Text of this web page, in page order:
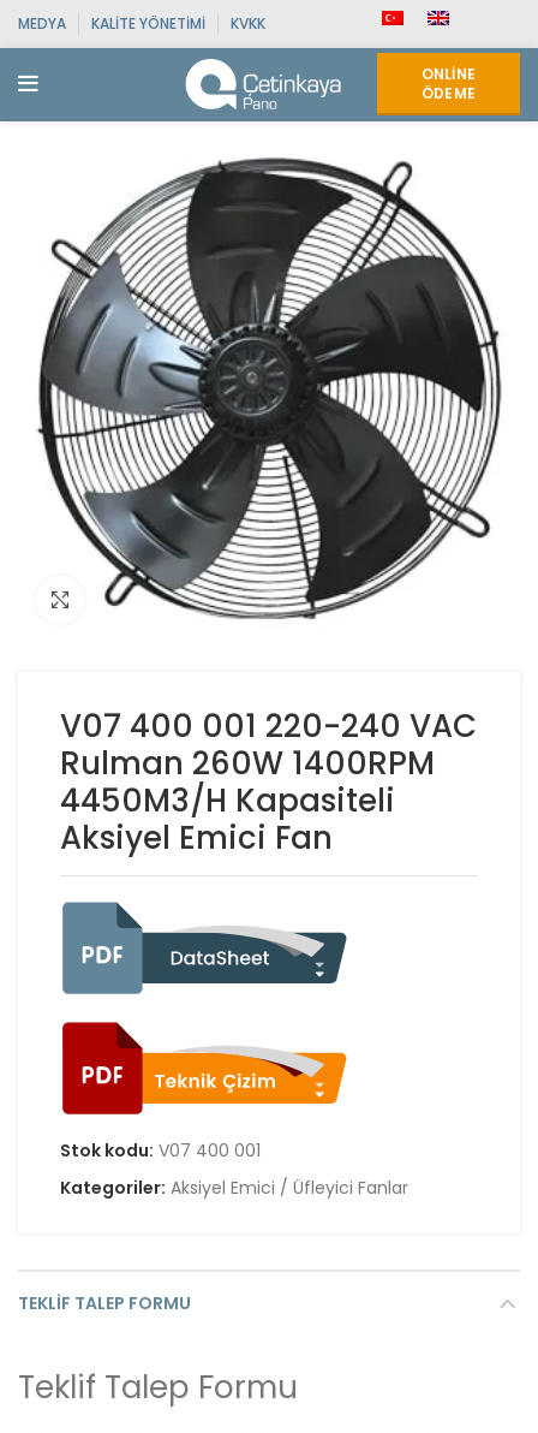
MEDYA KALITE YÖNETIMI KVKK
ONLINE
ÖDEME
Click to enlarge
V07 400 001 220-240 VAC
Rulman 260W 1400RPM
4450M3/H Kapasiteli
Aksiyel Emici Fan
Stok kodu: V07 400 001
Kategoriler: Aksiyel Emici / Üfleyici Fanlar
TEKLIF TALEP FORMU
Teklif Talep Formu